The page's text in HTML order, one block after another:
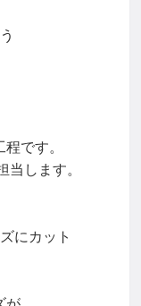
です。
当します。
にカット